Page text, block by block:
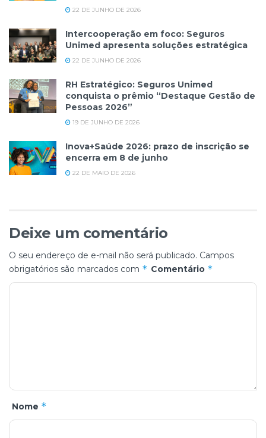
22 DE JUNHO DE 2026
Intercooperação em foco: Seguros
Unimed apresenta soluções estratégica
22 DE JUNHO DE 2026
RH Estratégico: Seguros Unimed
conquista o prêmio “Destaque Gestão de
Pessoas 2026”
19 DE JUNHO DE 2026
Inova+Saúde 2026: prazo de inscrição se
encerra em 8 de junho
22 DE MAIO DE 2026
Deixe um comentário
O seu endereço de e-mail não será publicado. Campos
obrigatórios são marcados com * Comentário *
Nome *